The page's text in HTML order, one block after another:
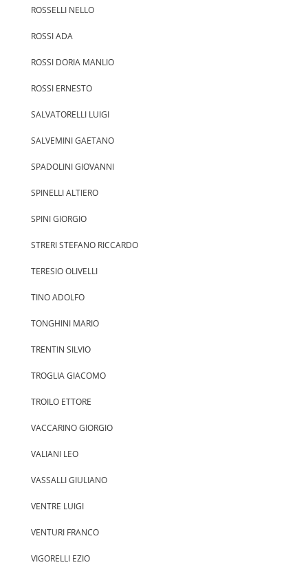
ROSSELLI NELLO
ROSSI ADA
ROSSI DORIA MANLIO
ROSSI ERNESTO
SALVATORELLI LUIGI
SALVEMINI GAETANO
SPADOLINI GIOVANNI
SPINELLI ALTIERO
SPINI GIORGIO
STRERI STEFANO RICCARDO
TERESIO OLIVELLI
TINO ADOLFO
TONGHINI MARIO
TRENTIN SILVIO
TROGLIA GIACOMO
TROILO ETTORE
VACCARINO GIORGIO
VALIANI LEO
VASSALLI GIULIANO
VENTRE LUIGI
VENTURI FRANCO
VIGORELLI EZIO